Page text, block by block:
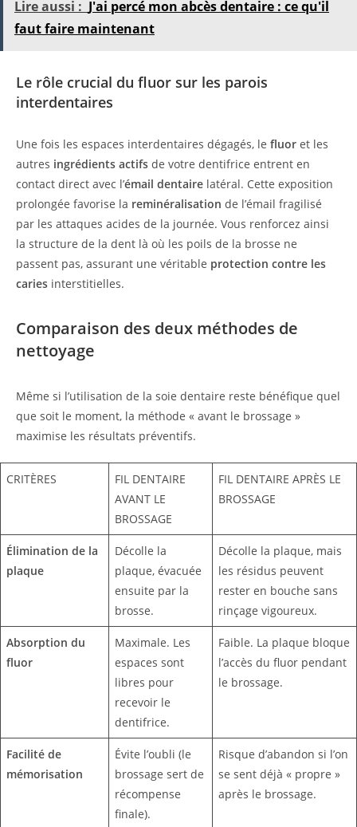
Lire aussi : J'ai percé mon abcès dentaire : ce qu'il
faut faire maintenant
Le rôle crucial du fluor sur les parois
interdentaires
Une fois les espaces interdentaires dégagés, le fluor et les
autres ingrédients actifs de votre dentifrice entrent en
contact direct avec l’émail dentaire latéral. Cette exposition
prolongée favorise la reminéralisation de l’émail fragilisé
par les attaques acides de la journée. Vous renforcez ainsi
la structure de la dent là où les poils de la brosse ne
passent pas, assurant une véritable protection contre les
caries interstitielles.
Comparaison des deux méthodes de
nettoyage
Même si l’utilisation de la soie dentaire reste bénéfique quel
que soit le moment, la méthode « avant le brossage »
maximise les résultats préventifs.
CRITÈRES
FIL DENTAIRE
AVANT LE
BROSSAGE
FIL DENTAIRE APRÈS LE
BROSSAGE
Élimination de la
plaque
Décolle la
plaque, évacuée
ensuite par la
brosse.
Décolle la plaque, mais
les résidus peuvent
rester en bouche sans
rinçage vigoureux.
Absorption du
fluor
Maximale. Les
espaces sont
libres pour
recevoir le
dentifrice.
Faible. La plaque bloque
l’accès du fluor pendant
le brossage.
Facilité de
mémorisation
Évite l’oubli (le
brossage sert de
récompense
finale).
Risque d’abandon si l’on
se sent déjà « propre »
après le brossage.